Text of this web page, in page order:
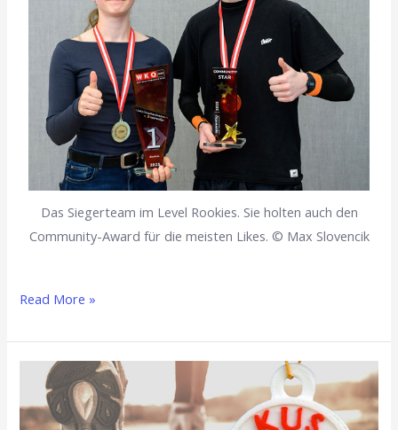
Das Siegerteam im Level Rookies. Sie holten auch den
Community-Award für die meisten Likes. © Max Slovencik
Read More »
Handel@Admin
läuft
allen